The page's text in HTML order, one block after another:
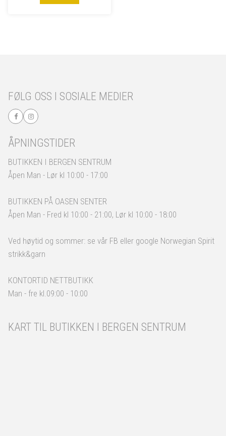
FØLG OSS I SOSIALE MEDIER
ÅPNINGSTIDER
BUTIKKEN I BERGEN SENTRUM
Åpen Man - Lør kl 10:00 - 17:00
BUTIKKEN PÅ OASEN SENTER
Åpen Man - Fred kl 10:00 - 21:00, Lør kl 10:00 - 18:00
Ved høytid og sommer: se vår FB eller google Norwegian Spirit
strikk&garn
KONTORTID NETTBUTIKK
Man - fre kl.09:00 - 10:00
KART TIL BUTIKKEN I BERGEN SENTRUM